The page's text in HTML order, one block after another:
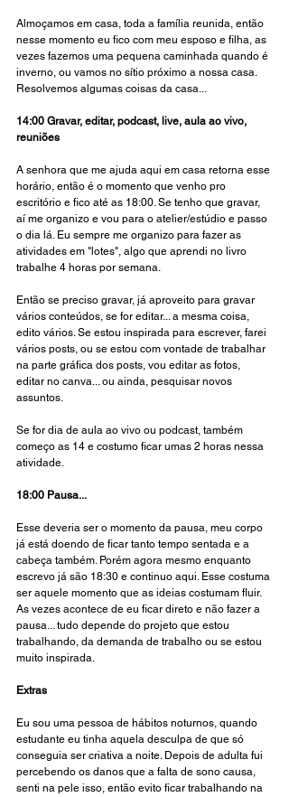
Almoçamos em casa, toda a família reunida, então
nesse momento eu fico com meu esposo e filha, as
vezes fazemos uma pequena caminhada quando é
inverno, ou vamos no sítio próximo a nossa casa.
Resolvemos algumas coisas da casa...
14:00 Gravar, editar, podcast, live, aula ao vivo,
reuniões
A senhora que me ajuda aqui em casa retorna esse
horário, então é o momento que venho pro
escritório e fico até as 18:00. Se tenho que gravar,
aí me organizo e vou para o atelier/estúdio e passo
o dia lá. Eu sempre me organizo para fazer as
atividades em "lotes", algo que aprendi no livro
trabalhe 4 horas por semana.
Então se preciso gravar, já aproveito para gravar
vários conteúdos, se for editar... a mesma coisa,
edito vários. Se estou inspirada para escrever, farei
vários posts, ou se estou com vontade de trabalhar
na parte gráfica dos posts, vou editar as fotos,
editar no canva... ou ainda, pesquisar novos
assuntos.
Se for dia de aula ao vivo ou podcast, também
começo as 14 e costumo ficar umas 2 horas nessa
atividade.
18:00 Pausa...
Esse deveria ser o momento da pausa, meu corpo
já está doendo de ficar tanto tempo sentada e a
cabeça também. Porém agora mesmo enquanto
escrevo já são 18:30 e continuo aqui. Esse costuma
ser aquele momento que as ideias costumam fluir.
As vezes acontece de eu ficar direto e não fazer a
pausa... tudo depende do projeto que estou
trabalhando, da demanda de trabalho ou se estou
muito inspirada.
Extras
Eu sou uma pessoa de hábitos noturnos, quando
estudante eu tinha aquela desculpa de que só
conseguia ser criativa a noite. Depois de adulta fui
percebendo os danos que a falta de sono causa,
senti na pele isso, então evito ficar trabalhando na